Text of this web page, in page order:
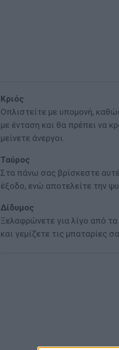
Κριός
Οπλιστείτε με υπομονή,
με ένταση και θα πρέπει να
μείνετε άνεργοι.
Ταύρος
Στα πάνω σας βρίσκεστε
έξοδο, ενώ αποτελείτε την
Δίδυμος
Ξελαφρώνετε για λίγο από τα
και γεμίζετε τις μπαταρίες